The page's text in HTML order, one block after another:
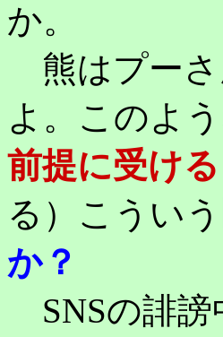
か。
熊はプーさ
よ。このよ
前提に受け
る）こういう
か？
SNSの誹謗